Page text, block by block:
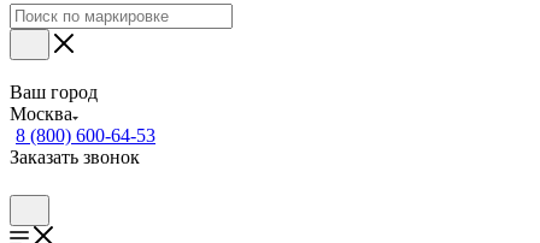
Ваш город
Москва
8 (800) 600-64-53
Заказать звонок